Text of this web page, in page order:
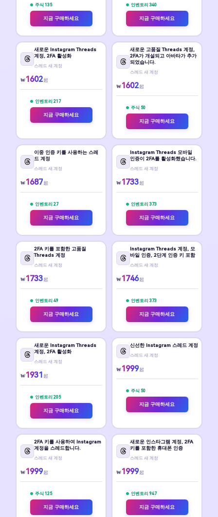
주식 135
지금 구매하세요
인벤토리 340
지금 구매하세요
새로운 Instagram Threads
계정, 2FA 활성화
스레드 새 계정
₩1602 起
인벤토리 217
지금 구매하세요
새로운 고품질 Threads 계정,
2FA가 개설되고 아바타가 추가
되었습니다.
스레드 새 계정
₩1602 起
주식 50
지금 구매하세요
이중 인증 키를 사용하는 스레
드 계정
스레드 새 계정
₩1687 起
인벤토리 27
지금 구매하세요
Instagram Threads 모바일
인증이 2FA를 활성화했습니다.
스레드 새 계정
₩1733 起
인벤토리 373
지금 구매하세요
2FA 키를 포함한 고품질
Threads 계정
스레드 새 계정
₩1733 起
인벤토리 49
지금 구매하세요
Instagram Threads 계정, 모
바일 인증, 2단계 인증 키 포함
스레드 새 계정
₩1746 起
인벤토리 373
지금 구매하세요
새로운 Instagram Threads
계정, 2FA 활성화
스레드 새 계정
₩1931 起
인벤토리 205
지금 구매하세요
신선한 Instagram 스레드 계정
스레드 새 계정
₩1999 起
주식 50
지금 구매하세요
2FA 키를 사용하여 Instagram
계정을 스레드합니다.
스레드 새 계정
₩1999 起
주식 125
지금 구매하세요
새로운 인스타그램 계정, 2FA
키를 포함한 휴대폰 인증
스레드 새 계정
₩1999 起
인벤토리 947
지금 구매하세요